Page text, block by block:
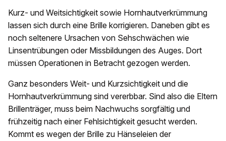
Kurz- und Weitsichtigkeit sowie Hornhautverkrümmung
lassen sich durch eine Brille korrigieren. Daneben gibt es
noch seltenere Ursachen von Sehschwächen wie
Linsentrübungen oder Missbildungen des Auges. Dort
müssen Operationen in Betracht gezogen werden.
Ganz besonders Weit- und Kurzsichtigkeit und die
Hornhautverkrümmung sind vererbbar. Sind also die Eltern
Brillenträger, muss beim Nachwuchs sorgfältig und
frühzeitig nach einer Fehlsichtigkeit gesucht werden.
Kommt es wegen der Brille zu Hänseleien der